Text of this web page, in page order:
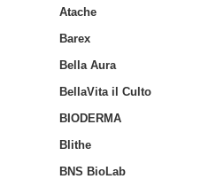
Atache
Barex
Bella Aura
BellaVita il Culto
BIODERMA
Blithe
BNS BioLab